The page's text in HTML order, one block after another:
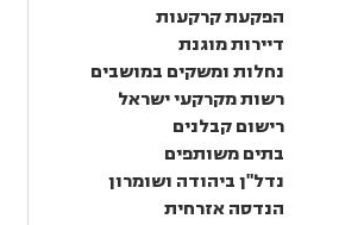
הפקעת קרקעות
דיירות מוגנת
נחלות ומשקים במושבים
רשות מקרקעי ישראל
רישום קבלנים
בתים משותפים
נדל"ן ביהודה ושומרון
הנדסה אזרחית